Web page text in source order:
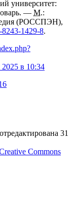
университет:
— М.:
(РОССПЭН),
1429-8.
2025 в 10:34
31
Commons